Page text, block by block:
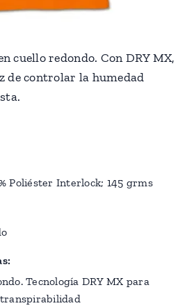
cuello redondo. Con DRY MX,
de controlar la humedad
Poliéster Interlock; 145 grms
Tecnología DRY MX para